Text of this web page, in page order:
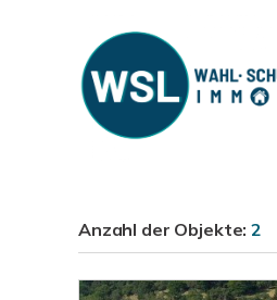
Anzahl der Objekte:2